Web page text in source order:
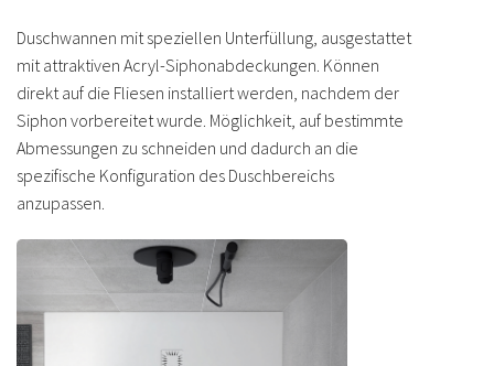
Duschwannen mit speziellen Unterfüllung, ausgestattet
mit attraktiven Acryl-Siphonabdeckungen. Können
direkt auf die Fliesen installiert werden, nachdem der
Siphon vorbereitet wurde. Möglichkeit, auf bestimmte
Abmessungen zu schneiden und dadurch an die
spezifische Konfiguration des Duschbereichs
anzupassen.